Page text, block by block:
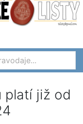
platí již od